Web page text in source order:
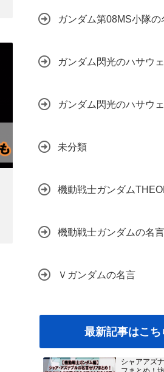
ガンダム第08MS小隊の
ガンダム閃光のハサウ
ガンダム閃光のハサウ
未分類
機動戦士ガンダム
機動戦士ガンダムの名言
Ｖガンダムの名言
最新記事はこち
シャアアズ